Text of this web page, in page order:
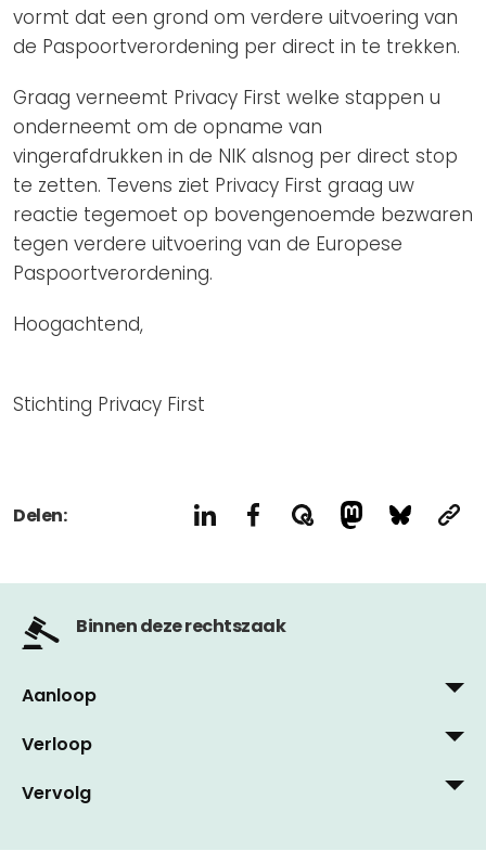
vormt dat een grond om verdere uitvoering van
de Paspoortverordening per direct in te trekken.
Graag verneemt Privacy First welke stappen u
onderneemt om de opname van
vingerafdrukken in de NIK alsnog per direct stop
te zetten. Tevens ziet Privacy First graag uw
reactie tegemoet op bovengenoemde bezwaren
tegen verdere uitvoering van de Europese
Paspoortverordening.
Hoogachtend,
Stichting Privacy First
Delen:
Binnen deze rechtszaak
Aanloop
9 juni, 2011
Vrij Nederland, 4 juni 2011: ‘Hoe een slecht
Verloop
28 mei, 2015
Vervolg
25 mei, 2016